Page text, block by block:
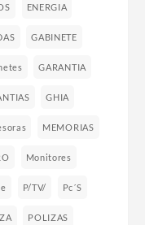
ENERGIA
GABINETE
GARANTIA
GHIA
MEMORIAS
Monitores
P/TV/ Pc´s
POLIZAS